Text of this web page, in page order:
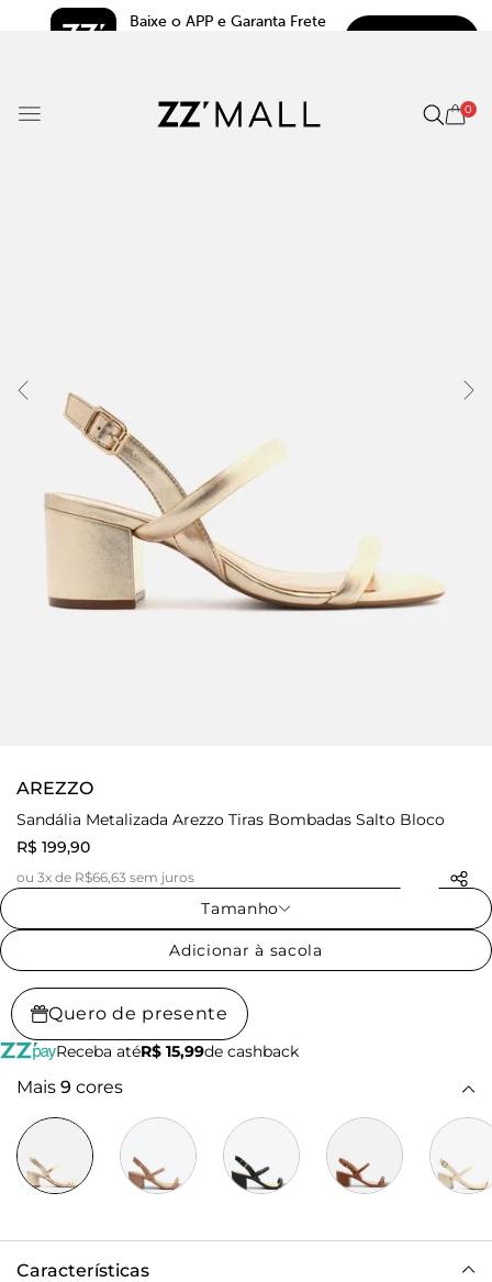
Baixe o APP e Garanta Frete
0
AREZZO
Sandália Metalizada Arezzo Tiras Bombadas Salto Bloco
R$ 199,90
ou 3x de R$66,63 sem juros
Tamanho
Adicionar à sacola
Quero de presente
Receba atéR$ 15,99de cashback
Mais 9 cores
Características